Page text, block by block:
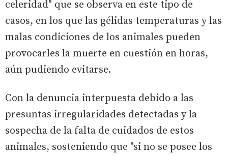
celeridad" que se observa en este tipo de
casos, en los que las gélidas temperaturas y las
malas condiciones de los animales pueden
provocarles la muerte en cuestión en horas,
aún pudiendo evitarse.
Con la denuncia interpuesta debido a las
presuntas irregularidades detectadas y la
sospecha de la falta de cuidados de estos
animales, sosteniendo que "si no se posee los